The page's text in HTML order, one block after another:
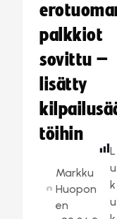
palkkiot
sovittu –
lisätty
töihin
Markku
Huopon
en
L
u
k
u